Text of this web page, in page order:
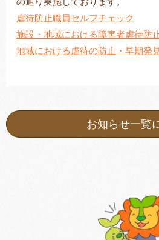
トレキング
虐待防止職員セルフチェック
施設・地域における障害者虐待防
地域における虐待の防止・早期発
お知らせ一覧